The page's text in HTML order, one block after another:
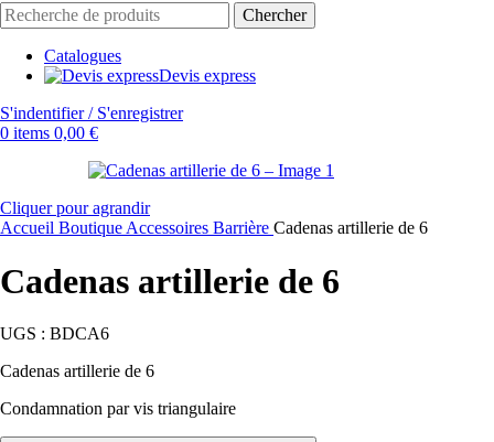
Chercher
Catalogues
Devis express
S'indentifier / S'enregistrer
0 items 0,00 €
Cliquer pour agrandir
Accueil Boutique Accessoires Barrière Cadenas artillerie de 6
Cadenas artillerie de 6
UGS : BDCA6
Cadenas artillerie de 6
Condamnation par vis triangulaire